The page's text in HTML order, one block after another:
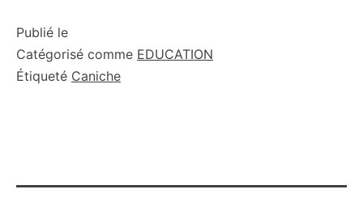
et
Publié le
Catégorisé comme EDUCATION
Étiqueté Caniche